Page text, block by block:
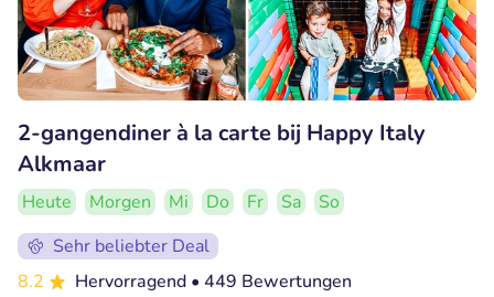
2-gangendiner à la carte bij Happy Italy
Alkmaar
Heute Morgen Mi Do Fr Sa
So
Sehr beliebter Deal
8.2
Hervorragend • 449 Bewertungen